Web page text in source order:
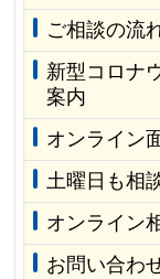
ご相談の流
新型コロナ
案内
オンライン
土曜日も相
オンライン
お問い合わ